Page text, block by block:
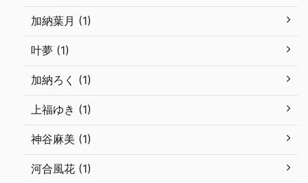
加納葉月 (1)
叶夢 (1)
加納ろく (1)
上福ゆき (1)
神谷麻美 (1)
河合風花 (1)